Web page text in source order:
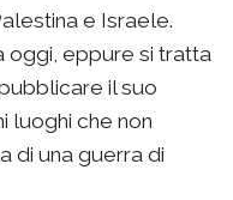
e Israele.
oggi, eppure si tratta
il suo
luoghi che non
di una guerra di